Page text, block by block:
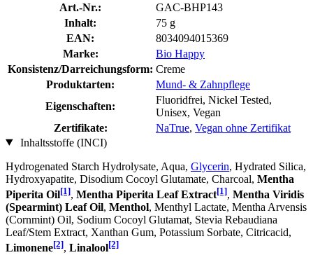
Art.-Nr.:
GAC-BHP143
Inhalt:
75 g
EAN:
8034094015369
Marke:
Bio Happy
Konsistenz/Darreichungsform: Creme
Produktarten:
Mund- & Zahnpflege
Eigenschaften:
Fluoridfrei, Nickel Tested,
Unisex, Vegan
Zertifikate:
NaTrue, Vegan ohne Zertifikat
Inhaltsstoffe (INCI)
Hydrogenated Starch Hydrolysate, Aqua, Glycerin, Hydrated Silica,
Hydroxyapatite, Disodium Cocoyl Glutamate, Charcoal, Mentha
Piperita Oil[1], Mentha Piperita Leaf Extract[1], Mentha Viridis
(Spearmint) Leaf Oil, Menthol, Menthyl Lactate, Mentha Arvensis
(Cornmint) Oil, Sodium Cocoyl Glutamat, Stevia Rebaudiana
Leaf/Stem Extract, Xanthan Gum, Potassium Sorbate, Citricacid,
Limonene[2], Linalool[2]